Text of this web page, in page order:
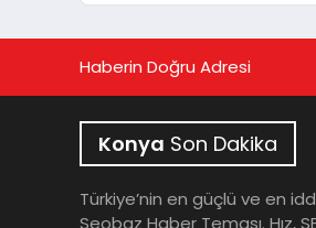
Haberin Doğru Adresi
Konya Son Dakika
Türkiye’nin en güçlü ve en
Seobaz Haber Teması. Hız,